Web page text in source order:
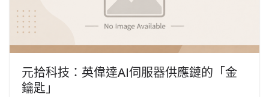
元拾科技：英偉達AI伺服器供應鏈的「金
鑰匙」